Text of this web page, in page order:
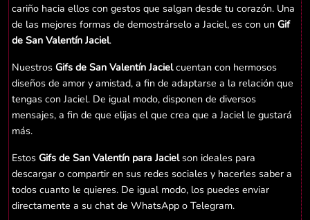
cariño hacia ellos con gestos que salgan desde tu corazón. Una
de las mejores formas de demostrárselo a Jaciel, es con un Gif
de San Valentín Jaciel.
Nuestros Gifs de San Valentín Jacielcuentan con hermosos
diseños de amor y amistad, a fin de adaptarse a la relación que
tengas con Jaciel. De igual modo, disponen de diversos
mensajes, a fin de que elijas el que crea que a Jaciel le gustará
más.
Estos Gifs de San Valentín para Jacielson ideales para
descargar o compartir en sus redes sociales y hacerles saber a
todos cuanto le quieres. De igual modo, los puedes enviar
directamente a su chat de WhatsApp o Telegram.